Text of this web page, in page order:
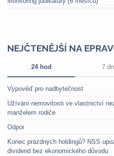
NEJČTENĚJŠÍ NA
24 hod 7
Výpověď pro nadbytečnost
Užívání nemovitosti ve vlastnictví
manželem rodiče
Odpor
Konec prázdných holdingů? NSS
dividend bez ekonomického důvodu